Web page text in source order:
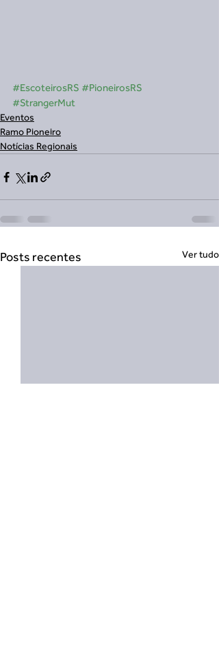
#EscoteirosRS #PioneirosRS
#StrangerMut
Eventos
Ramo Pioneiro
Notícias Regionais
Posts recentes Ver tudo